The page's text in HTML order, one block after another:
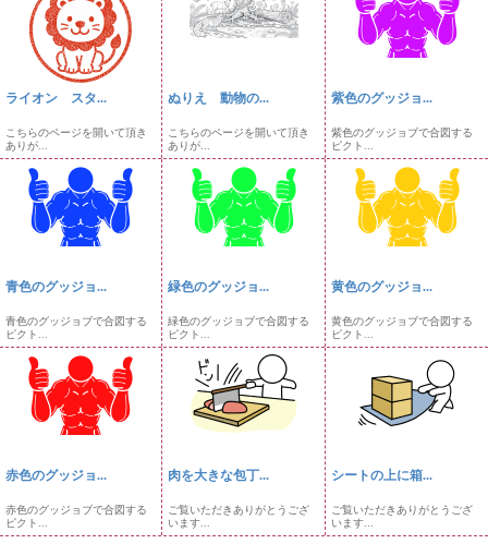
ライオン スタ...
こちらのページを開いて頂き
ありが...
ぬりえ 動物の...
こちらのページを開いて頂き
ありが...
紫色のグッジョ...
紫色のグッジョブで合図する
ピクト...
青色のグッジョ...
青色のグッジョブで合図する
ピクト...
緑色のグッジョ...
緑色のグッジョブで合図する
ピクト...
黄色のグッジョ...
黄色のグッジョブで合図する
ピクト...
赤色のグッジョ...
赤色のグッジョブで合図する
ピクト...
肉を大きな包丁...
ご覧いただきありがとうござ
います...
シートの上に箱...
ご覧いただきありがとうござ
います...